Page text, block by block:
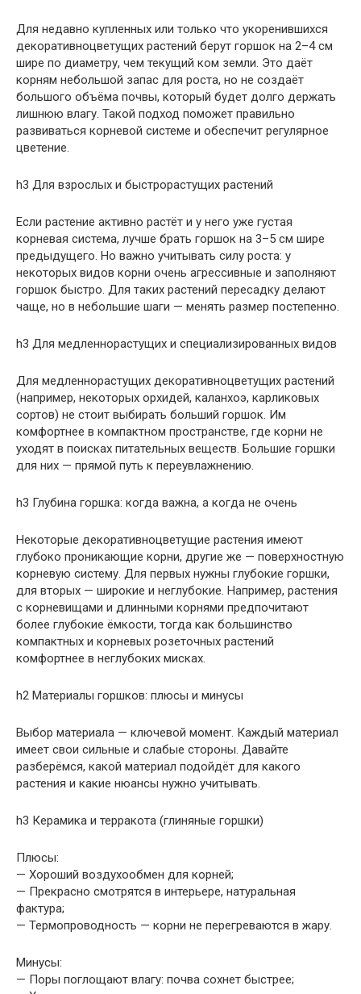
Для недавно купленных или только что укоренившихся
декоративноцветущих растений берут горшок на 2–4 см
шире по диаметру, чем текущий ком земли. Это даёт
корням небольшой запас для роста, но не создаёт
большого объёма почвы, который будет долго держать
лишнюю влагу. Такой подход поможет правильно
развиваться корневой системе и обеспечит регулярное
цветение.
h3 Для взрослых и быстрорастущих растений
Если растение активно растёт и у него уже густая
корневая система, лучше брать горшок на 3–5 см шире
предыдущего. Но важно учитывать силу роста: у
некоторых видов корни очень агрессивные и заполняют
горшок быстро. Для таких растений пересадку делают
чаще, но в небольшие шаги — менять размер постепенно.
h3 Для медленнорастущих и специализированных видов
Для медленнорастущих декоративноцветущих растений
(например, некоторых орхидей, каланхоэ, карликовых
сортов) не стоит выбирать больший горшок. Им
комфортнее в компактном пространстве, где корни не
уходят в поисках питательных веществ. Большие горшки
для них — прямой путь к переувлажнению.
h3 Глубина горшка: когда важна, а когда не очень
Некоторые декоративноцветущие растения имеют
глубоко проникающие корни, другие же — поверхностную
корневую систему. Для первых нужны глубокие горшки,
для вторых — широкие и неглубокие. Например, растения
с корневищами и длинными корнями предпочитают
более глубокие ёмкости, тогда как большинство
компактных и корневых розеточных растений
комфортнее в неглубоких мисках.
h2 Материалы горшков: плюсы и минусы
Выбор материала — ключевой момент. Каждый материал
имеет свои сильные и слабые стороны. Давайте
разберёмся, какой материал подойдёт для какого
растения и какие нюансы нужно учитывать.
h3 Керамика и терракота (глиняные горшки)
Плюсы:
— Хороший воздухообмен для корней;
— Прекрасно смотрятся в интерьере, натуральная
фактура;
— Термопроводность — корни не перегреваются в жару.
Минусы:
— Поры поглощают влагу: почва сохнет быстрее;